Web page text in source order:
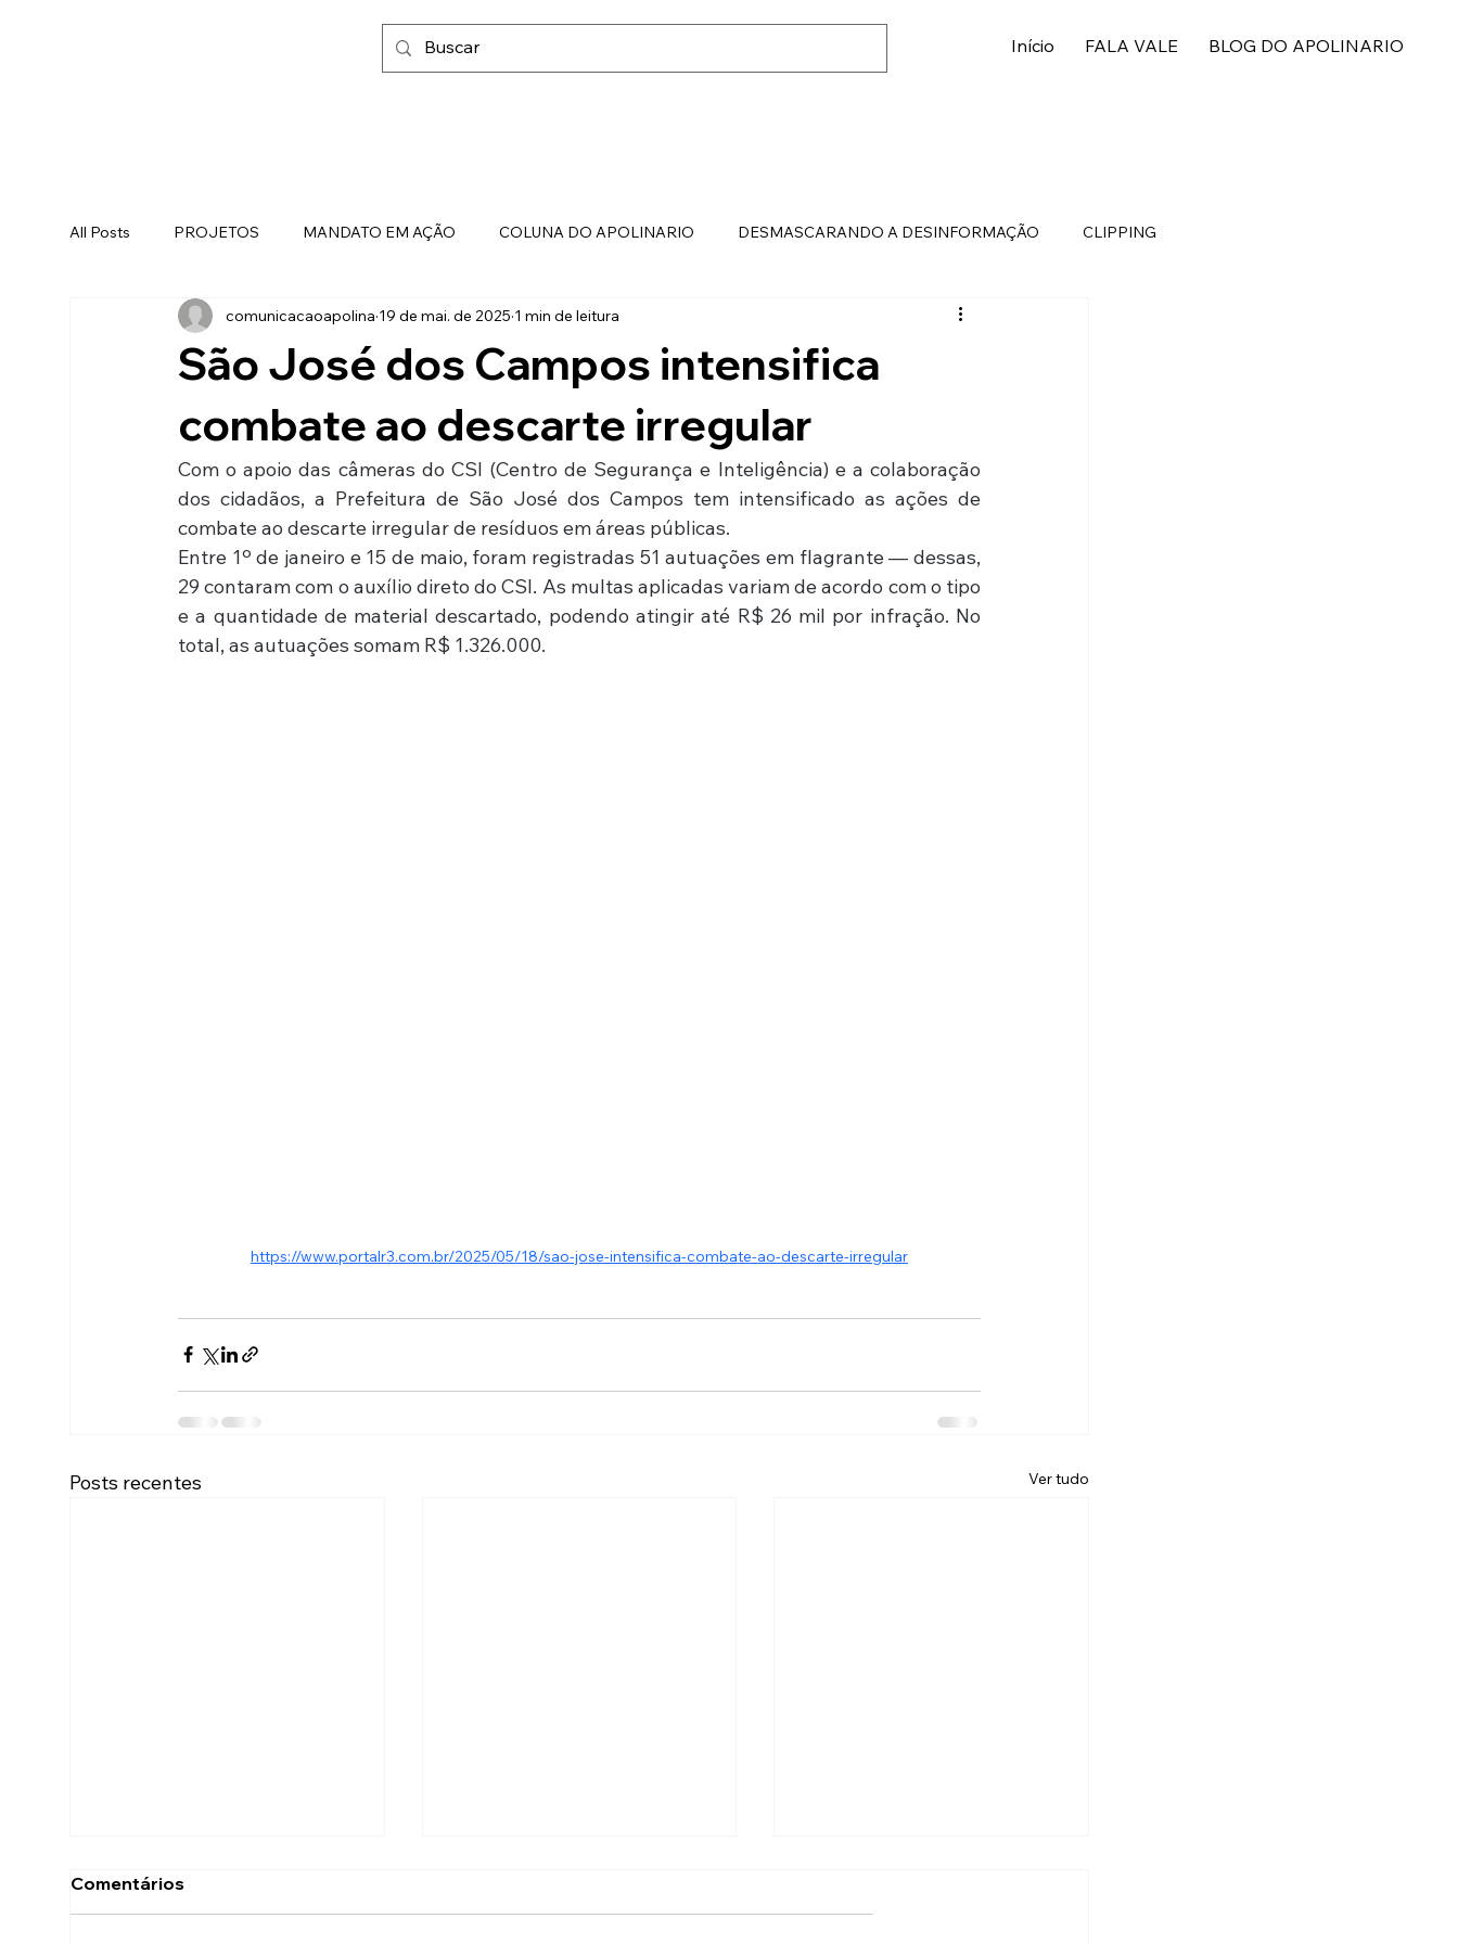
Início FALA VALE BLOG DO APOLINARIO
All Posts PROJETOS MANDATO EM AÇÃO COLUNA DO APOLINARIO DESMASCARANDO A DESINFORMAÇÃO CLIPPING
FAMÍLIA, FÉ E LIBERDADE
São José dos Campos intensifica
combate ao descarte irregular
comunicacaoapolina 19 de mai. de 2025 1 min de leitura
Com o apoio das câmeras do CSI (Centro de Segurança e Inteligência) e a colaboração
dos cidadãos, a Prefeitura de São José dos Campos tem intensificado as ações de
combate ao descarte irregular de resíduos em áreas públicas.
Entre 1º de janeiro e 15 de maio, foram registradas 51 autuações em flagrante — dessas,
29 contaram com o auxílio direto do CSI. As multas aplicadas variam de acordo com o tipo
e a quantidade de material descartado, podendo atingir até R$ 26 mil por infração. No
total, as autuações somam R$ 1.326.000.
https://www.portalr3.com.br/2025/05/18/sao-jose-intensifica-combate-ao-descarte-irregular
Posts recentes Ver tudo
Comentários